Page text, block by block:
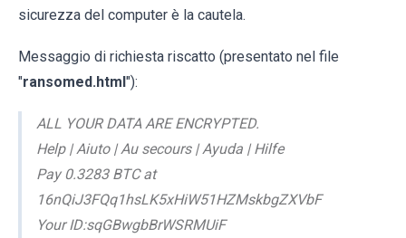
sicurezza del computer è la cautela.
Messaggio di richiesta riscatto (presentato nel file
"ransomed.html "):
ALL YOUR DATA ARE ENCRYPTED.
Help | Aiuto | Au secours | Ayuda | Hilfe
Pay 0.3283 BTC at
16nQiJ3FQq1hsLK5xHiW51HZMskbgZXVbF
Your ID:sqGBwgbBrWSRMUiF